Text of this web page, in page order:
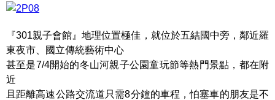
『301親子會館』地理位置極佳，就位於五結國中旁，鄰近羅
東夜市、國立傳統藝術中心
甚至是7/4開始的冬山河親子公園童玩節等熱門景點，都在附
近
且距離高速公路交流道只需8分鐘的車程，怕塞車的朋友是不